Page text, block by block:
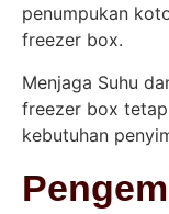
penumpukan
freezer box.
Menjaga Suhu
freezer box
kebutuhan